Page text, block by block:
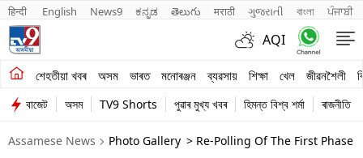
हिन्दी English News9 ಕನ್ನಡ తెలుగు मराठी ગુજરાતી বাংলা ਪੰਜਾਬੀ
AQI
শেহতীয়া খবৰ অসম ভাৰত মনোৰঞ্জন ব্যৱসায় শিক্ষা খেল জীৱনশৈলী
শেহতীয়া খবৰ
অসম
ভাৰত
বাজেট অসম TV9 Shorts পুৱাৰ মুখ্য খবৰ হিমন্ত বিশ্ব শৰ্মা ৰাজনীতি
Assamese News Photo Gallery > Re-Polling Of The First Phase